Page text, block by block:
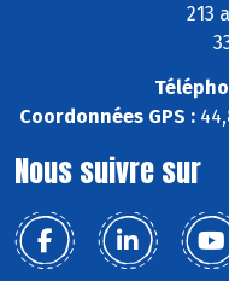
213
Coordonnées GPS :
Nous suivre sur